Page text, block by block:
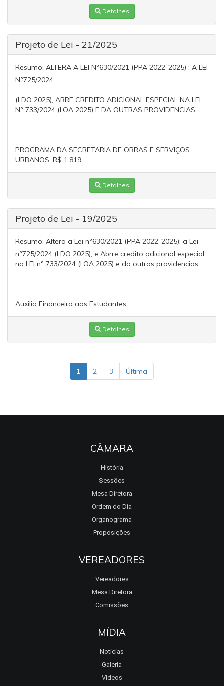
Detalhes
Projeto de Lei - 21/2025
Resumo: ALTERA A LEI Nº630/2021 (PPA 2022-2025) ; A LEI
Nº725/2024
(LDO 2025), ABRE CREDITO ADICIONAL ESPECIAL NA LEI
Nº 733/2024 (LOA 2025) E DA OUTRAS PROVIDENCIAS.
PROGRAMA DA SECRETARIA DE OBRAS E SERVIÇOS
URBANOS. R$ 1.819
Detalhes
Projeto de Lei - 19/2025
Resumo: Altera a Lei nº630/2021 (PPA 2022-2025); a Lei
nº725/2024 (LDO 2025), e Abrre credito adicional especial
na LEI nº 733/2024 (LOA 2025) e da outras providencias.
Auxilio Financeiro aos Estudantes.
Detalhes
1 2 3 Última
CÂMARA
História
Sessões
Mesa Diretora
Ordem do Dia
Organograma
Proposições
VEREADORES
Vereadores
Mesa Diretora
Comissões
MÍDIA
Notícias
Galeria
Vídeos